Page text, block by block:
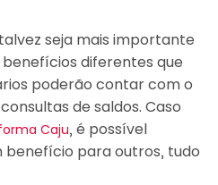
seja mais importante
diferentes que
poderão contar com o
de saldos. Caso
Caju, é possível
benefício para outros, tudo